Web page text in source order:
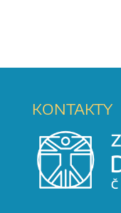
KONTAKTY